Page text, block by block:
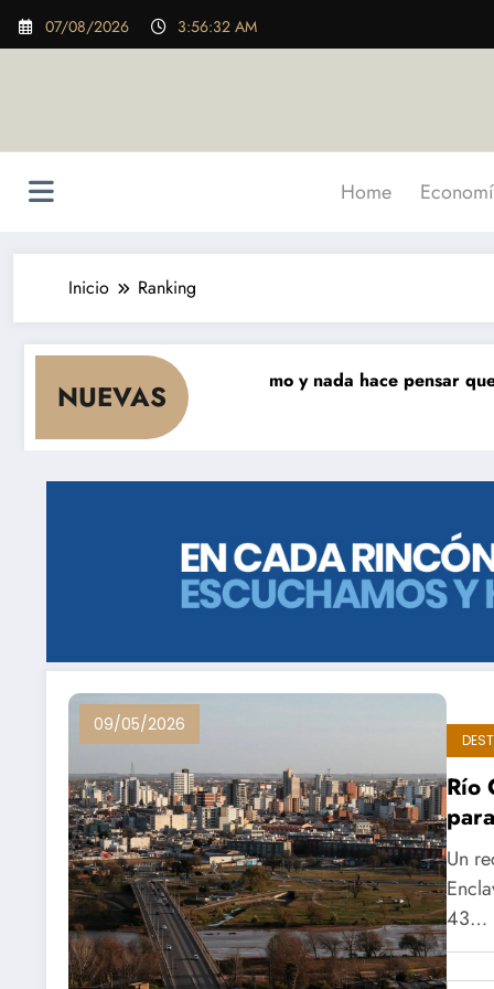
Saltar
07/08/2026 3:56:33 AM
Home
Inicio Ranking
NUEVAS
que cae el consumo y nada hace pensar que vaya
09/05/2026
Río
Un
43…